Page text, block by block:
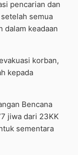
pencarian dan
semua
dalam keadaan
korban,
kepada
Bencana
jiwa dari 23KK
sementara